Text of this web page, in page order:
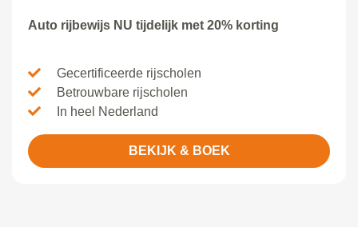
Auto rijbewijs NU tijdelijk met 20% korting
Gecertificeerde rijscholen
Betrouwbare rijscholen
In heel Nederland
BEKIJK & BOEK